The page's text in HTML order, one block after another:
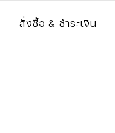
สั่งซื้อ & ชำระเงิน